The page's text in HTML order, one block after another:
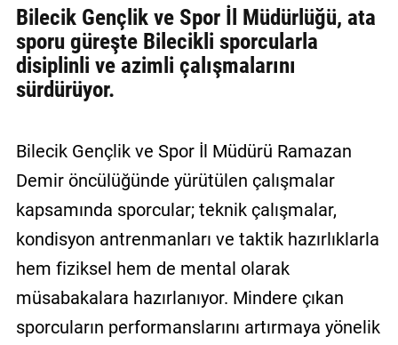
ULAŞIN
Künye
İletişim
Politikası
Bilecik Gençlik ve Spor İl Müdürlüğü, ata
sporu güreşte Bilecikli sporcularla
disiplinli ve azimli çalışmalarını
sürdürüyor.
Bilecik Gençlik ve Spor İl Müdürü Ramazan
Demir öncülüğünde yürütülen çalışmalar
kapsamında sporcular; teknik çalışmalar,
kondisyon antrenmanları ve taktik hazırlıklarla
hem fiziksel hem de mental olarak
müsabakalara hazırlanıyor. Mindere çıkan
sporcuların performanslarını artırmaya yönelik